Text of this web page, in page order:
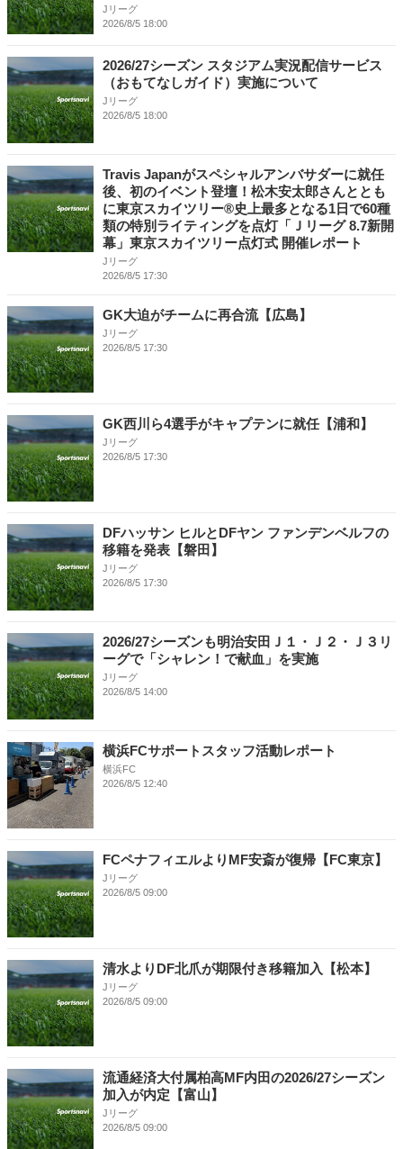
Jリーグ
2026/8/5 18:00
2026/27シーズン スタジアム実況配信サービス
（おもてなしガイド）実施について
Jリーグ
2026/8/5 18:00
Travis Japanがスペシャルアンバサダーに就任
後、初のイベント登壇！松木安太郎さんととも
に東京スカイツリー®史上最多となる1日で60種
類の特別ライティングを点灯「Ｊリーグ 8.7新開
幕」東京スカイツリー点灯式 開催レポート
Jリーグ
2026/8/5 17:30
GK大迫がチームに再合流【広島】
Jリーグ
2026/8/5 17:30
GK西川ら4選手がキャプテンに就任【浦和】
Jリーグ
2026/8/5 17:30
DFハッサン ヒルとDFヤン ファンデンベルフの
移籍を発表【磐田】
Jリーグ
2026/8/5 17:30
2026/27シーズンも明治安田Ｊ１・Ｊ２・Ｊ３リ
ーグで「シャレン！で献血」を実施
Jリーグ
2026/8/5 14:00
横浜FCサポートスタッフ活動レポート
横浜FC
2026/8/5 12:40
FCペナフィエルよりMF安斎が復帰【FC東京】
Jリーグ
2026/8/5 09:00
清水よりDF北爪が期限付き移籍加入【松本】
Jリーグ
2026/8/5 09:00
流通経済大付属柏高MF内田の2026/27シーズン
加入が内定【富山】
Jリーグ
2026/8/5 09:00